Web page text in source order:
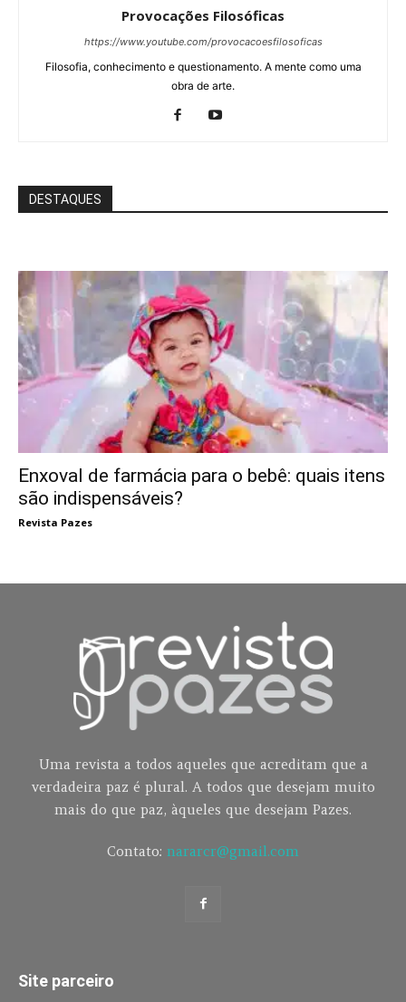
Provocações Filosóficas
https://www.youtube.com/provocacoesfilosoficas
Filosofia, conhecimento e questionamento. A mente como uma
obra de arte.
DESTAQUES
Enxoval de farmácia para o bebê: quais itens
são indispensáveis?
Revista Pazes
Uma revista a todos aqueles que acreditam que a
verdadeira paz é plural. A todos que desejam muito
mais do que paz, àqueles que desejam Pazes.
Contato: nararcr@gmail.com
Site parceiro